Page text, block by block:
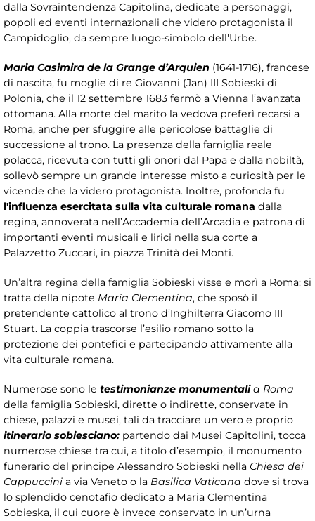
dalla Sovraintendenza Capitolina, dedicate a personaggi,
popoli ed eventi internazionali che videro protagonista il
Campidoglio, da sempre luogo-simbolo dell'Urbe.
Maria Casimira de la Grange d’Arquien (1641-1716), francese
di nascita, fu moglie di re Giovanni (Jan) III Sobieski di
Polonia, che il 12 settembre 1683 fermò a Vienna l’avanzata
ottomana. Alla morte del marito la vedova preferì recarsi a
Roma, anche per sfuggire alle pericolose battaglie di
successione al trono. La presenza della famiglia reale
polacca, ricevuta con tutti gli onori dal Papa e dalla nobiltà,
sollevò sempre un grande interesse misto a curiosità per le
vicende che la videro protagonista. Inoltre, profonda fu
l'influenza esercitata sulla vita culturale romana dalla
regina, annoverata nell’Accademia dell’Arcadia e patrona di
importanti eventi musicali e lirici nella sua corte a
Palazzetto Zuccari, in piazza Trinità dei Monti.
Un’altra regina della famiglia Sobieski visse e morì a Roma: si
tratta della nipote Maria Clementina, che sposò il
pretendente cattolico al trono d’Inghilterra Giacomo III
Stuart. La coppia trascorse l’esilio romano sotto la
protezione dei pontefici e partecipando attivamente alla
vita culturale romana.
Numerose sono le testimonianze monumentalia Roma
della famiglia Sobieski, dirette o indirette, conservate in
chiese, palazzi e musei, tali da tracciare un vero e proprio
itinerario sobiesciano: partendo dai Musei Capitolini, tocca
numerose chiese tra cui, a titolo d’esempio, il monumento
funerario del principe Alessandro Sobieski nella Chiesa dei
Cappuccini a via Veneto o la Basilica Vaticana dove si trova
lo splendido cenotafio dedicato a Maria Clementina
Sobieska, il cui cuore è invece conservato in un’urna